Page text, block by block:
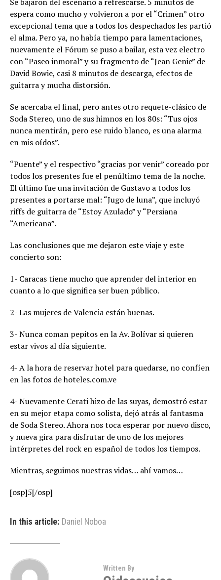
espera como mucho y volvieron a por el “Crimen” otro
excepcional tema que a todos los despechados les partió
el alma. Pero ya, no había tiempo para lamentaciones,
nuevamente el Fórum se puso a bailar, esta vez electro
con “Paseo inmoral” y su fragmento de “Jean Genie” de
David Bowie, casi 8 minutos de descarga, efectos de
guitarra y mucha distorsión.
Se acercaba el final, pero antes otro requete-clásico de
Soda Stereo, uno de sus himnos en los 80s: “Tus ojos
nunca mentirán, pero ese ruido blanco, es una alarma
en mis oídos”.
“Puente” y el respectivo “gracias por venir” coreado por
todos los presentes fue el penúltimo tema de la noche.
El último fue una invitación de Gustavo a todos los
presentes a portarse mal: “Jugo de luna”, que incluyó
riffs de guitarra de “Estoy Azulado” y “Persiana
“Americana”.
Las conclusiones que me dejaron este viaje y este
concierto son:
1- Caracas tiene mucho que aprender del interior en
cuanto a lo que significa ser buen público.
2- Las mujeres de Valencia están buenas.
3- Nunca coman pepitos en la Av. Bolívar si quieren
estar vivos al día siguiente.
4- A la hora de reservar hotel para quedarse, no confíen
en las fotos de hoteles.com.ve
4- Nuevamente Cerati hizo de las suyas, demostró estar
en su mejor etapa como solista, dejó atrás al fantasma
de Soda Stereo. Ahora nos toca esperar por nuevo disco,
y nueva gira para disfrutar de uno de los mejores
intérpretes del rock en español de todos los tiempos.
Mientras, seguimos nuestras vidas… ahí vamos…
[osp]5[/osp]
In this article: Daniel Noboa
Written By